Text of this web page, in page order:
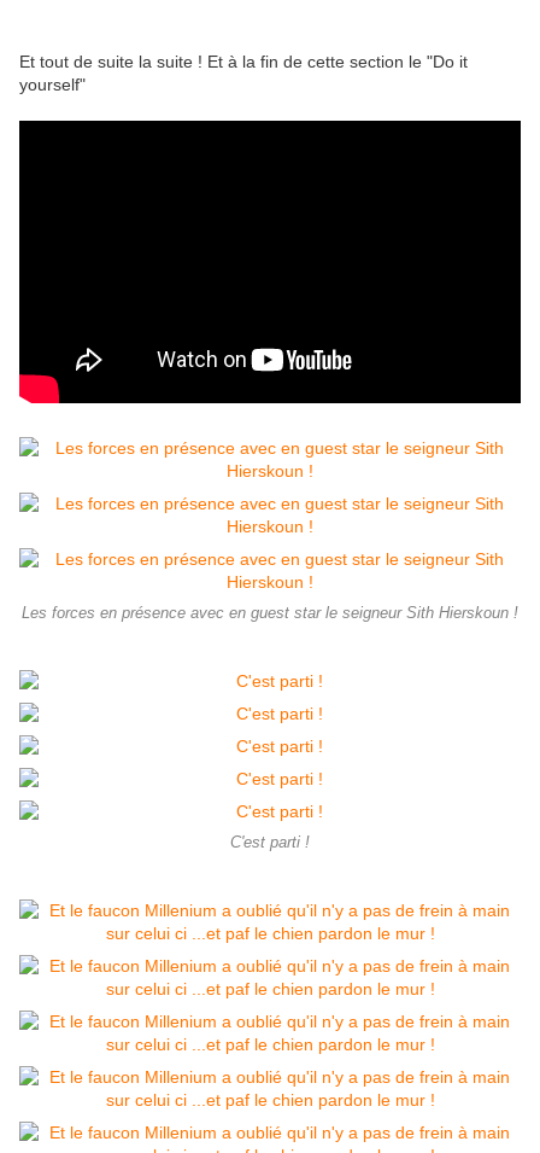
Et tout de suite la suite ! Et à la fin de cette section le "Do it
yourself"
Les forces en présence avec en guest star le seigneur Sith Hierskoun !
C'est parti !